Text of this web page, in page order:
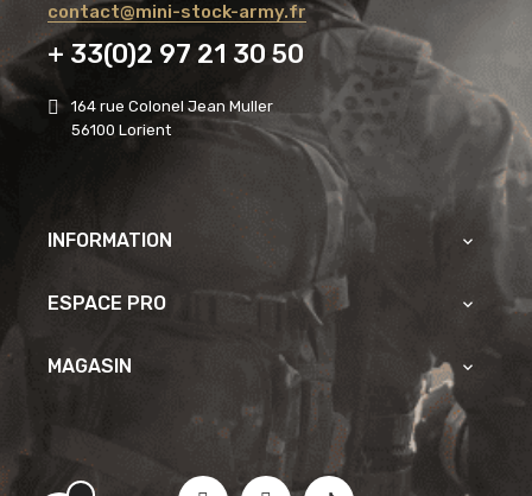
contact@mini-stock-army.fr
+ 33(0)2 97 21 30 50
164 rue Colonel Jean Muller
56100 Lorient
INFORMATION 
ESPACE PRO 
MAGASIN 